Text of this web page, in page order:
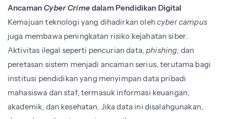
Ancaman Cyber Crimedalam Pendidikan Digital
Kemajuan teknologi yang dihadirkan oleh cyber campus
juga membawa peningkatan risiko kejahatan siber.
Aktivitas ilegal seperti pencurian data,phishing, dan
peretasan sistem menjadi ancaman serius, terutama bagi
institusi pendidikan yang menyimpan data pribadi
mahasiswa dan staf, termasuk informasi keuangan,
akademik, dan kesehatan. Jika data ini disalahgunakan,